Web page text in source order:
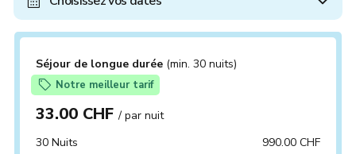
Séjour de longue durée (min. 30 nuits)
Notre meilleur tarif
33.00 CHF/ par nuit
30 Nuits
990.00 CHF